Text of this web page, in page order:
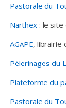
Pastorale du
Narthex : le site
AGAPE, librairie
Pèlerinages du
Plateforme du
Pastorale du